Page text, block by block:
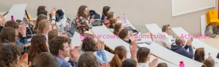
Les parcours Admission Actualités